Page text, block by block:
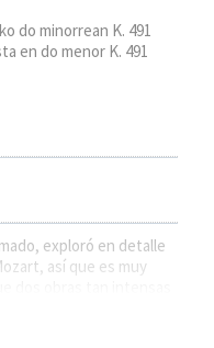
do minorrean K. 491
en do menor K. 491
exploró en detalle
así que es muy